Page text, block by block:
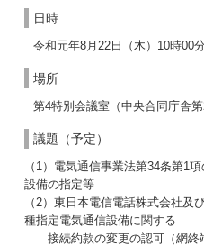
日時
令和元年8月22日（木）10時00
場所
第4特別会議室（中央合同庁舎
議題（予定）
（1）電気通信事業法第34条第1
設備の指定等
（2）東日本電信電話株式会社及
種指定電気通信設備に関する
接続約款の変更の認可（網終